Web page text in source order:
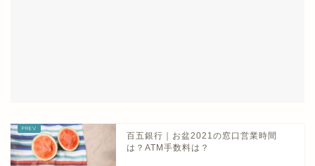
百五銀行｜お盆2021の窓口営業時間
は？ATM手数料は？